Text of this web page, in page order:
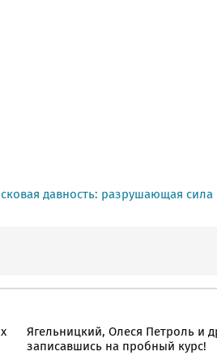
давность: разрушающая
Ягельницкий, Олеся Петроль и
записавшись на пробный курс!